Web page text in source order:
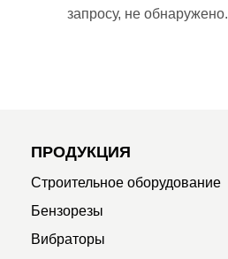
запросу, не обнаружено.
ПРОДУКЦИЯ
Строительное оборудование
Бензорезы
Вибраторы